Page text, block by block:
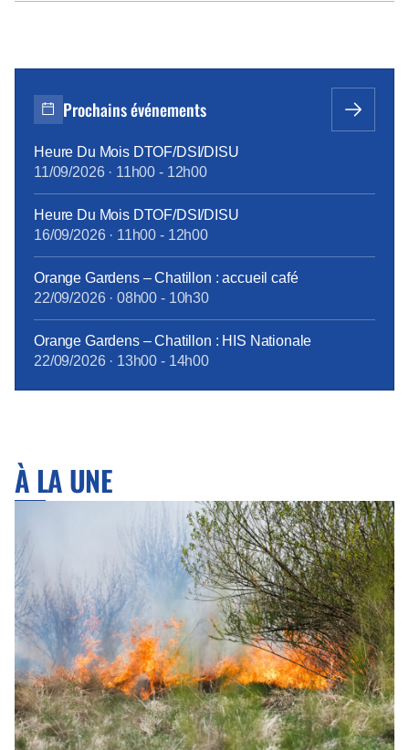
Prochains événements
Heure Du Mois DTOF/DSI/DISU
11/09/2026· 11h00 - 12h00
Heure Du Mois DTOF/DSI/DISU
16/09/2026· 11h00 - 12h00
Orange Gardens – Chatillon : accueil café
22/09/2026· 08h00 - 10h30
Orange Gardens – Chatillon : HIS Nationale
22/09/2026· 13h00 - 14h00
À LA UNE